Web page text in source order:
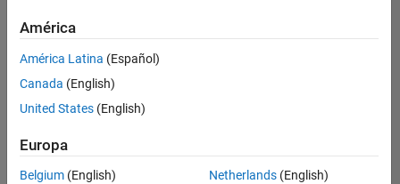
Marketing Communications
Finance and Operations
Office and Administrative Services
Actualmente
no
puestos
disponibles
que
América
América Latina (Español)
Canada (English)
United States (English)
Europa
Belgium (English)
Netherlands(English)